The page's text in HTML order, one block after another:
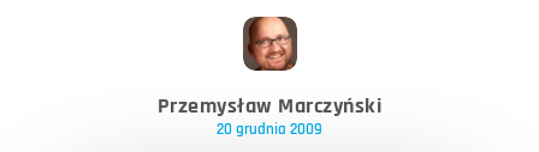
Przemysław Marczyński
20 grudnia 2009